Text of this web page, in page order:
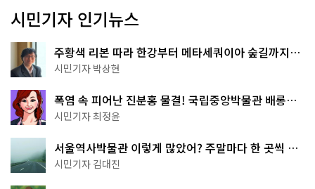
시민기자 인기뉴스
주황색 리본 따라 한강부터 메타세쿼이아 숲길까지…
서울둘레길 15코스
시민기자 박상현
폭염 속 피어난 진분홍 물결! 국립중앙박물관 배롱나
무 명소
시민기자 최정윤
서울역사박물관 이렇게 많았어? 주말마다 한 곳씩 떠
나는 역사 산책
시민기자 김대진